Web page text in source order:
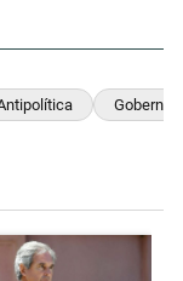
perdió la
de tendencia con